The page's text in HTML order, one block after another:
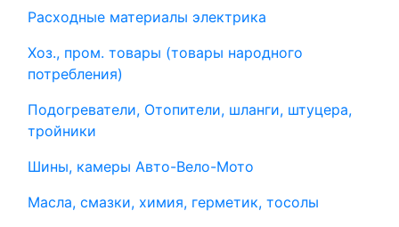
Расходные материалы электрика
Хоз., пром. товары (товары народного
потребления)
Подогреватели, Отопители, шланги, штуцера,
тройники
Шины, камеры Авто-Вело-Мото
Масла, смазки, химия, герметик, тосолы